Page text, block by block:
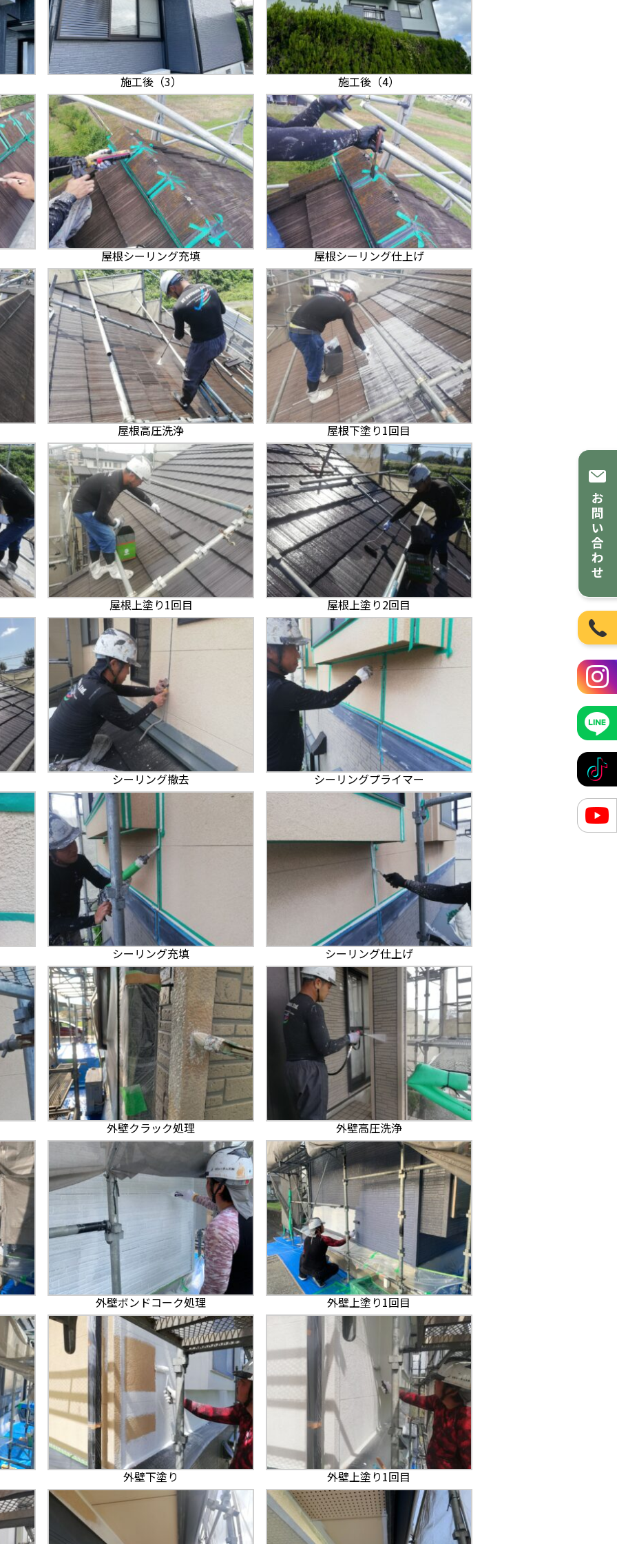
施工後（3） 施工後（4）
屋根シーリング充填 屋根シーリング仕上げ
屋根高圧洗浄 屋根下塗り1回目
屋根上塗り1回目 屋根上塗り2回目
シーリング撤去 シーリングプライマー
シーリング充填 シーリング仕上げ
外壁クラック処理 外壁高圧洗浄
外壁ボンドコーク処理 外壁上塗り1回目
外壁下塗り 外壁上塗り1回目